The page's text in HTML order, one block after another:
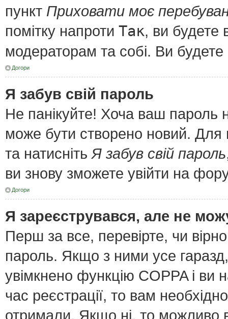
пункт Приховати моє
помітку напроти Так, ви будете
модераторам та собі. Ви
Догори
Я забув свій пароль
Не панікуйте! Хоча ваш пароль
може бути створено новий. Для
та натисніть Я забув свій пароль
ви знову зможете увійти на
Догори
Я зареєструвався, але не
Перш за все, перевірте, чи
пароль. Якщо з ними усе
увімкнено функцію COPPA і ви
час реєстрації, то вам
отримали. Якщо ні, то можливо